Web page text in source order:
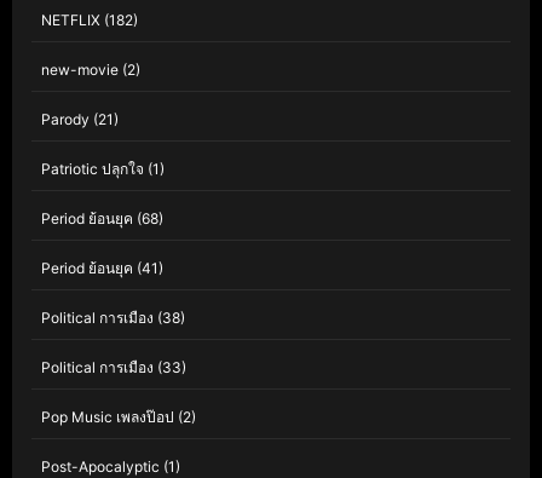
NETFLIX (182)
new-movie (2)
Parody (21)
Patriotic ปลุกใจ (1)
Period ย้อนยุค (68)
Period ย้อนยุค (41)
Political การเมือง (38)
Political การเมือง (33)
Pop Music เพลงป๊อป (2)
Post-Apocalyptic (1)